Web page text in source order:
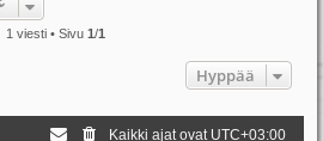
1 viesti • Sivu 1/1
Hyppää
Kaikki ajat ovat UTC+03:00